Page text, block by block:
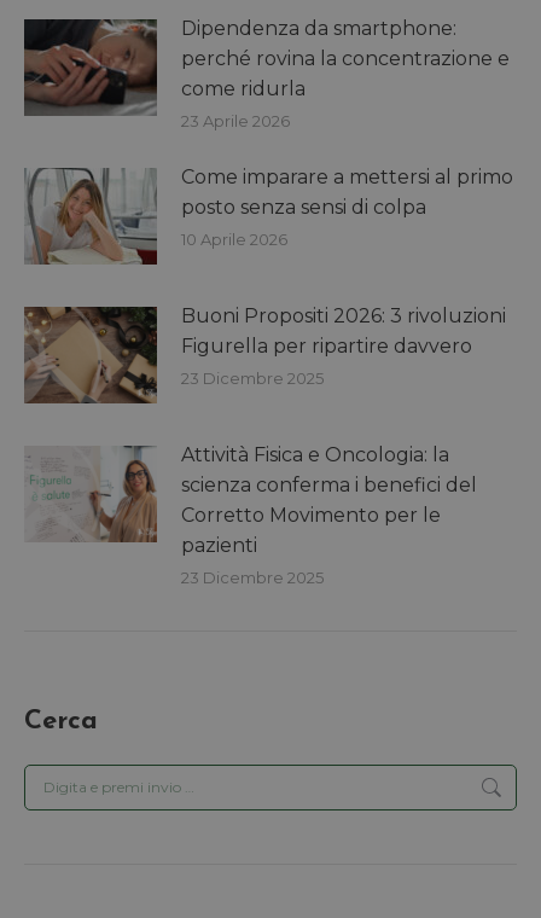
Dipendenza da smartphone:
perché rovina la concentrazione e
come ridurla
23 Aprile 2026
Come imparare a mettersi al primo
posto senza sensi di colpa
10 Aprile 2026
Buoni Propositi 2026: 3 rivoluzioni
Figurella per ripartire davvero
23 Dicembre 2025
Attività Fisica e Oncologia: la
scienza conferma i benefici del
Corretto Movimento per le
pazienti
23 Dicembre 2025
Cerca
Cerca: